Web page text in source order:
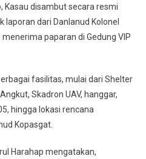
Di
Lanud
Soewondo
Kasau disambut secara resmi
dari Danlanud Kolonel
paparan di Gedung VIP
fasilitas, mulai dari Shelter
Skadron UAV, hanggar,
hingga lokasi rencana
Kopasgat.
Harahap mengatakan,